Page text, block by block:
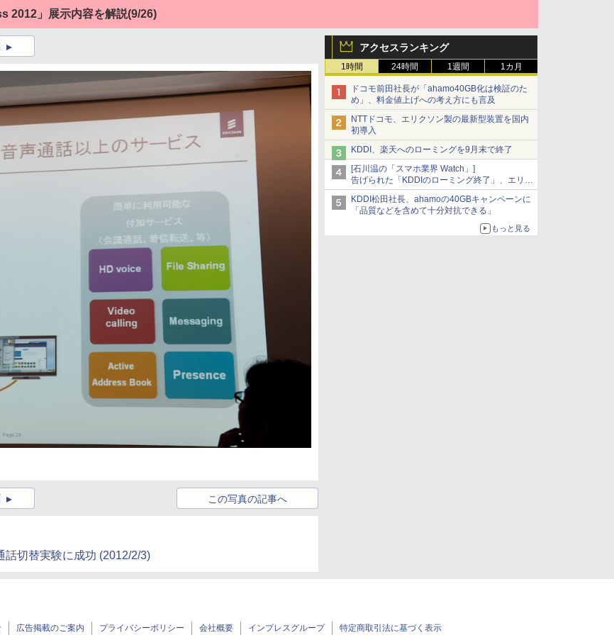
2012」展示内容を解説(9/26)
アクセスランキング
1時間 24時間 1週間 1カ月
ドコモ前田社長が「ahamo40GB化は検証のた
め」、料金値上げへの考え方にも言及
NTTドコモ、エリクソン製の最新型装置を国内
初導入
KDDI、楽天へのローミングを9月末で終了
[石川温の「スマホ業界 Watch」]
告げられた「KDDIのローミング終了」、エリア
マップの落とし穴と楽天モバイルの課題
KDDI松田社長、ahamoの40GBキャンペーンに
「品質などを含めて十分対抗できる」
もっと見る
この写真の記事へ
話切替実験に成功 (2012/2/3)
広告掲載のご案内 プライバシーポリシー 会社概要 インプレスグループ 特定商取引法に基づく表示